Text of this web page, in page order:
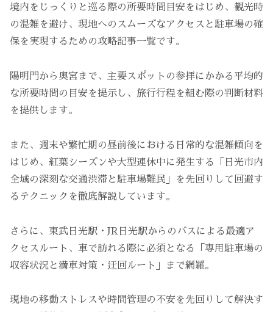
境内をじっくりと巡る際の所要時間目安をはじめ、観光時
の混雑を避け、現地へのスムーズなアクセスと駐車場の確
保を実現するための攻略記事一覧です。
陽明門から奥宮まで、主要スポットの参拝にかかる平均的
な所要時間の目安を提示し、旅行行程を組む際の判断材料
を提供します。
また、週末や繁忙期の昼前後における日常的な混雑傾向を
はじめ、紅葉シーズンや大型連休中に発生する「日光市内
全域の深刻な交通渋滞と駐車場難民」を先回りして回避す
るテクニックを徹底解説しています。
さらに、東武日光駅・JR日光駅からのバスによる最適ア
クセスルート、車で訪れる際に必須となる「専用駐車場の
収容状況と満車対策・迂回ルート」まで網羅。
現地の移動ストレスや時間管理の不安を先回りして解決す